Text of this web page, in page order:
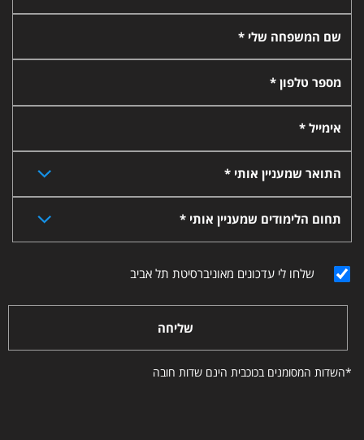
שם המשפחה שלי *
מספר טלפון *
אימייל *
התואר שמעניין אותי *
תחום הלימודים שמעניין אותי *
שלחו לי עדכונים מאוניברסיטת תל אביב
שליחה
*השדות המסומנים בכוכבית הינם שדות חובה